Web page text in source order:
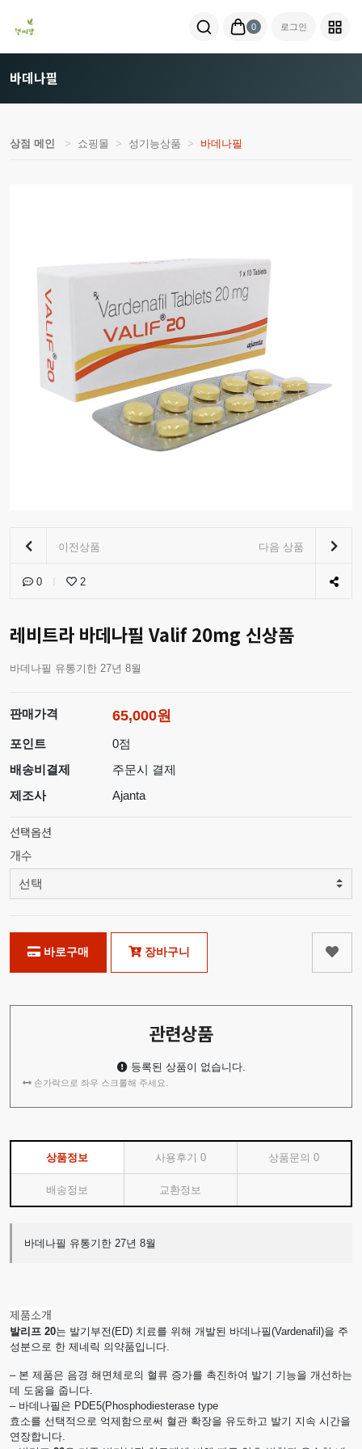
0 로그인
바데나필
상점 메인 쇼핑몰 성기능상품 바데나필
이전상품 다음 상품
0 2
레비트라 바데나필 Valif 20mg 신상품
바데나필 유통기한 27년 8월
판매가격 65,000원
포인트
0점
배송비결제
주문시 결제
제조사
Ajanta
선택옵션
개수
바로구매 장바구니
관련상품
등록된 상품이 없습니다.
손가락으로 좌우 스크롤해 주세요.
상품정보 사용후기 0 상품문의0
배송정보 교환정보
바데나필 유통기한 27년 8월
제품소개
발리프 20는 발기부전(ED) 치료를 위해 개발된 바데나필(Vardenafil)을 주
성분으로 한 제네릭 의약품입니다.
– 본 제품은 음경 해면체로의 혈류 증가를 촉진하여 발기 기능을 개선하는
데 도움을 줍니다.
– 바데나필은 PDE5(Phosphodiesterase type
효소를 선택적으로 억제함으로써 혈관 확장을 유도하고 발기 지속 시간을
연장합니다.